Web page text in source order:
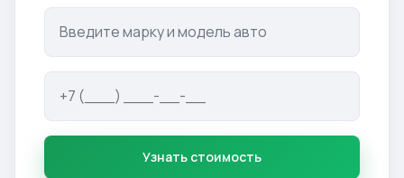
Узнать стоимость